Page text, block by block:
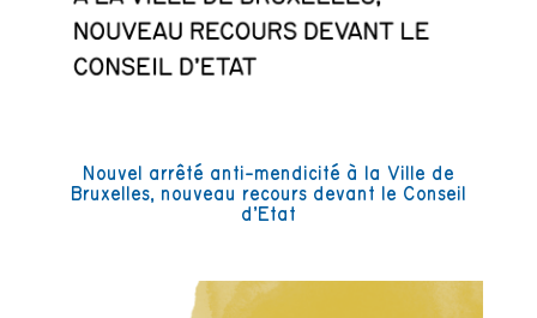
Nouvel arrêté anti-mendicité à la Ville de
Bruxelles, nouveau recours devant le Conseil
d’Etat